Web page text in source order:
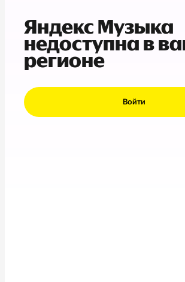
Яндекс Музыка
недоступна в
регионе
Войти